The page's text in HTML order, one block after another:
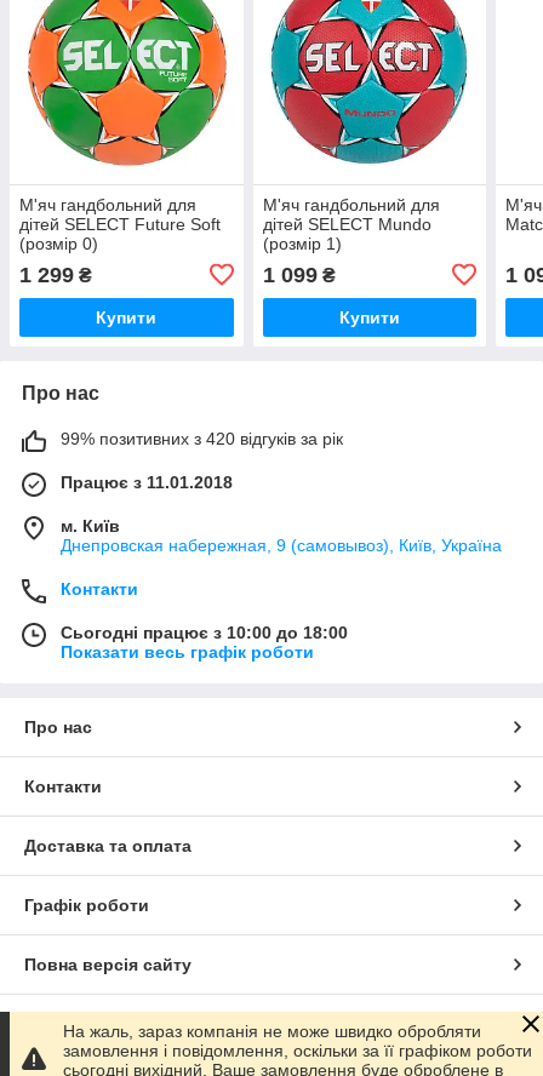
М'яч гандбольний для
дітей SELECT Future Soft
(розмір 0)
1 299 ₴
Купити
М'яч гандбольний для
дітей SELECT Mundo
(розмір 1)
1 099₴
Купити
М'яч
1
Про нас
99% позитивних з 420 відгуків за рік
Працює з 11.01.2018
м. Київ
Днепровская набережная, 9 (самовывоз), Київ, Україна
Контакти
Сьогодні працює з 10:00 до 18:00
Показати весь графік роботи
Про нас
Контакти
Доставка та оплата
Графік роботи
Повна версія сайту
Сайт створено на маркетплейсі
На жаль, зараз компанія не може швидко обробляти
замовлення і повідомлення, оскільки за її графіком роботи
сьогодні вихідний. Ваше замовлення буде оброблене в